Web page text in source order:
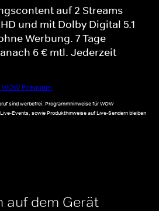
auf 2 Streams
und mit Dolby Digital 5.1
Werbung. 7 Tage
6 € mtl. Jederzeit
Premium
sind werbefrei. Programmhinweise für WOW
Events, sowie Produkthinweise auf Live-Sendern bleiben
auf dem Gerät